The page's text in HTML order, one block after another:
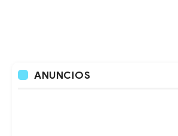
ANUNCIOS